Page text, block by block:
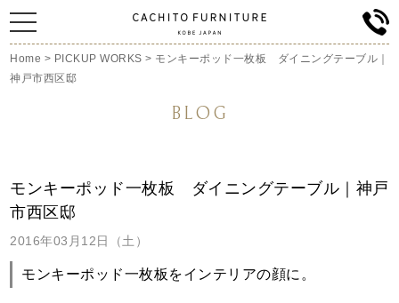
Home > PICKUP WORKS > モンキーポッド一枚板 ダイニングテーブル｜
神戸市西区邸
BLOG
モンキーポッド一枚板 ダイニングテーブル｜神戸
市西区邸
2016年03月12日（土）
モンキーポッド一枚板をインテリアの顔に。